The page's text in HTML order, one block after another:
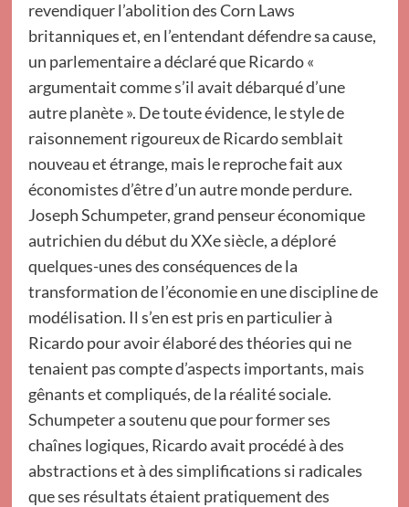
revendiquer l’abolition des Corn Laws
britanniques et, en l’entendant défendre sa cause,
un parlementaire a déclaré que Ricardo «
argumentait comme s’il avait débarqué d’une
autre planète ». De toute évidence, le style de
raisonnement rigoureux de Ricardo semblait
nouveau et étrange, mais le reproche fait aux
économistes d’être d’un autre monde perdure.
Joseph Schumpeter, grand penseur économique
autrichien du début du XXe siècle, a déploré
quelques-unes des conséquences de la
transformation de l’économie en une discipline de
modélisation. Il s’en est pris en particulier à
Ricardo pour avoir élaboré des théories qui ne
tenaient pas compte d’aspects importants, mais
gênants et compliqués, de la réalité sociale.
Schumpeter a soutenu que pour former ses
chaînes logiques, Ricardo avait procédé à des
abstractions et à des simplifications si radicales
que ses résultats étaient pratiquement des